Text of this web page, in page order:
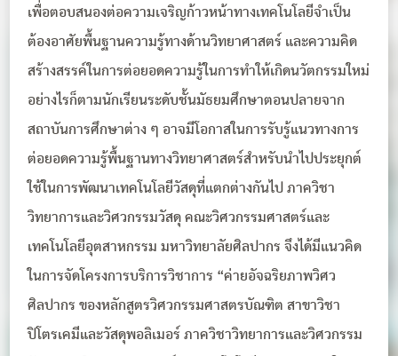
เพื่อตอบสนองต่อความเจริญก้าวหน้าทางเทคโนโลยีจำเป็น
ต้องอาศัยพื้นฐานความรู้ทางด้านวิทยาศาสตร์ และความคิด
สร้างสรรค์ในการต่อยอดความรู้ในการทำให้เกิดนวัตกรรมใหม่
อย่างไรก็ตามนักเรียนระดับชั้นมัธยมศึกษาตอนปลายจาก
สถาบันการศึกษาต่าง ๆ อาจมีโอกาสในการรับรู้แนวทางการ
ต่อยอดความรู้พื้นฐานทางวิทยาศาสตร์สำหรับนำไปประยุกต์
ใช้ในการพัฒนาเทคโนโลยีวัสดุที่แตกต่างกันไป ภาควิชา
วิทยาการและวิศวกรรมวัสดุ คณะวิศวกรรมศาสตร์และ
เทคโนโลยีอุตสาหกรรม มหาวิทยาลัยศิลปากร จึงได้มีแนวคิด
ในการจัดโครงการบริการวิชาการ “ค่ายอัจฉริยภาพวิศว
ศิลปากร ของหลักสูตรวิศวกรรมศาสตรบัณฑิต สาขาวิชา
ปิโตรเคมีและวัสดุพอลิเมอร์ ภาควิชาวิทยาการและวิศวกรรม